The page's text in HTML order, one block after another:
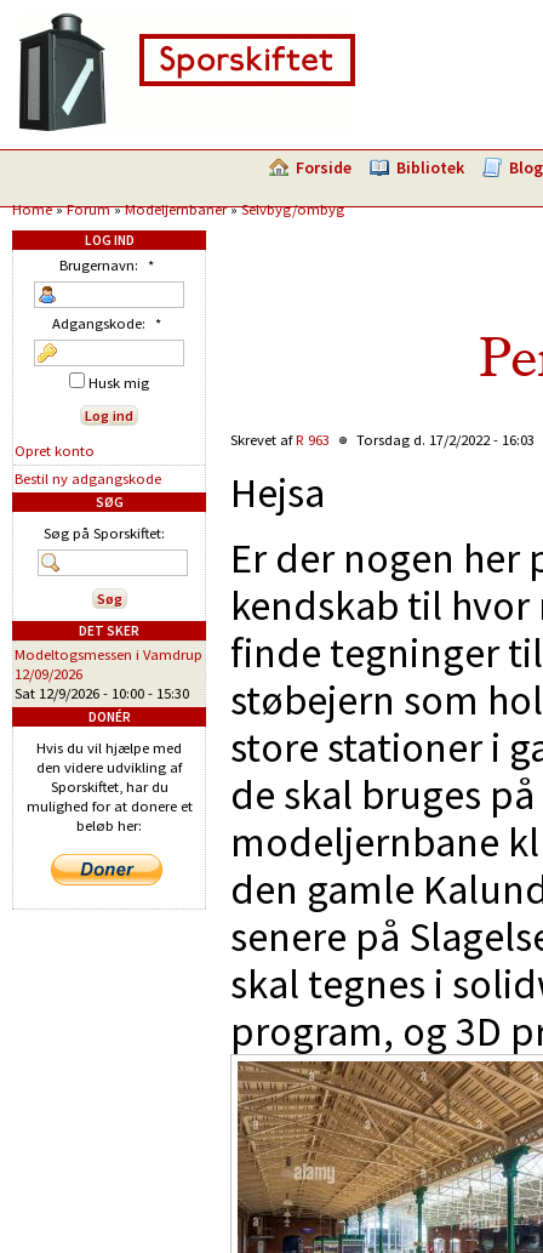
Forside Bibliotek Blog
Home»Forum»Modeljernbaner»Selvbyg/ombyg
Skrevet afR 963 Torsdag d. 17/2/2022 - 16:03
Hejsa
Er der nogen her
kendskab til
finde tegninger
støbejern som
store stationer i
de skal bruges
modeljernbane
den gamle
senere på
skal tegnes i
program, og 3D
LOG IND
Brugernavn: *
Adgangskode: *
Husk mig
Opret konto
Bestil ny adgangskode
SØG
Søg på Sporskiftet:
DET SKER
Modeltogsmessen i Vamdrup
12/09/2026
Sat 12/9/2026 - 10:00 - 15:30
DONÉR
Hvis du vil hjælpe med
den videre udvikling af
Sporskiftet, har du
mulighed for at donere et
beløb her: